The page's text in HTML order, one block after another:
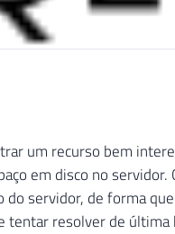
um recurso bem
em disco no
do servidor, de forma
tentar resolver de